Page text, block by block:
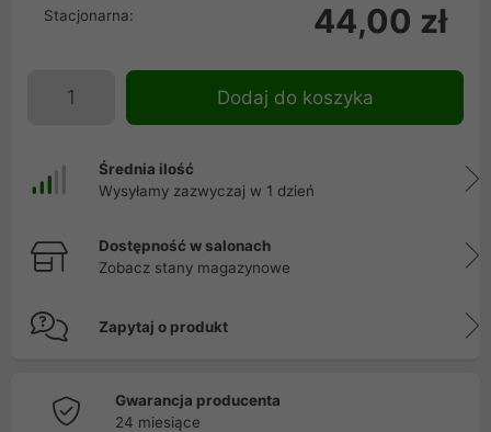
Stacjonarna: 44,00 zł
Dodaj do koszyka
Średnia ilość
Wysyłamy zazwyczaj w 1 dzień
Dostępność w salonach
Zobacz stany magazynowe
Zapytaj o produkt
Gwarancja producenta
24 miesiące